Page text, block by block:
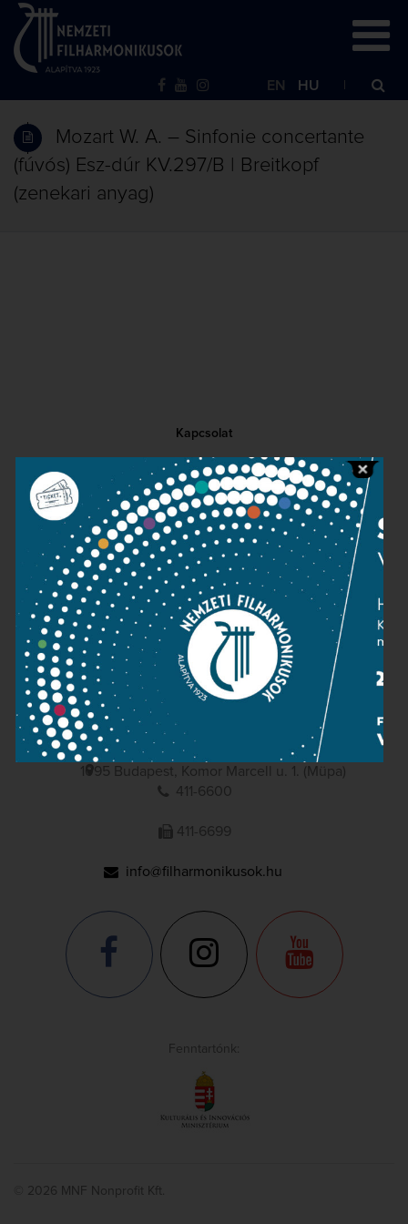
EN HU
Mozart W. A. – Sinfonie concertante
(fúvós) Esz-dúr KV.297/B | Breitkopf
(zenekari anyag)
Kapcsolat
Közérdekű adatok
Sajtószoba
Adatvédelem
Impresszum
NEMZETI
FILHARMONIKUSOK
1095 Budapest, Komor Marcell u. 1. (Müpa)
411-6600
411-6699
info@filharmonikusok.hu
Fenntartónk:
© 2026 MNF Nonprofit Kft.